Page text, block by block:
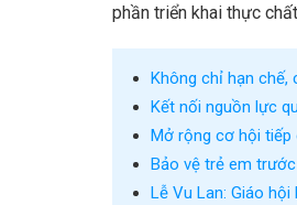
phần triển khai thực
Không chỉ hạn chế,
Kết nối nguồn lực
Mở rộng cơ hội tiếp
Bảo vệ trẻ em
Lễ Vu Lan: Giáo